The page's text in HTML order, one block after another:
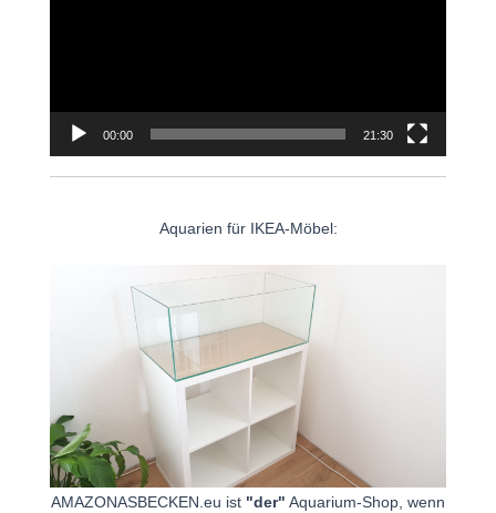
00:00 21:30
Aquarien für IKEA-Möbel:
AMAZONASBECKEN.eu ist "der" Aquarium-Shop, wenn